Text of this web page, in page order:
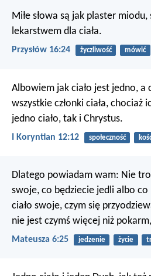
Miłe słowa są jak plaster miodu,
lekarstwem dla ciała.
Przysłów 16:24 życzliwość mówić
Albowiem jak ciało jest jedno, a
wszystkie członki ciała, chociaż
jedno ciało, tak i Chrystus.
I Koryntian 12:12 społeczność
Dlatego powiadam wam: Nie
swoje, co będziecie jedli albo co
ciało swoje, czym się
nie jest czymś więcej niż
Mateusza 6:25 jedzenie życie